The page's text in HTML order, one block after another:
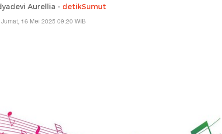
Aurellia - detikSumut
Jumat, 16 Mei 2025 09:20 WIB